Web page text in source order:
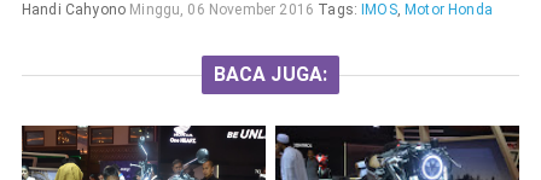
Handi Cahyono Minggu, 06 November 2016 Tags: IMOS, Motor Honda
BACA JUGA: